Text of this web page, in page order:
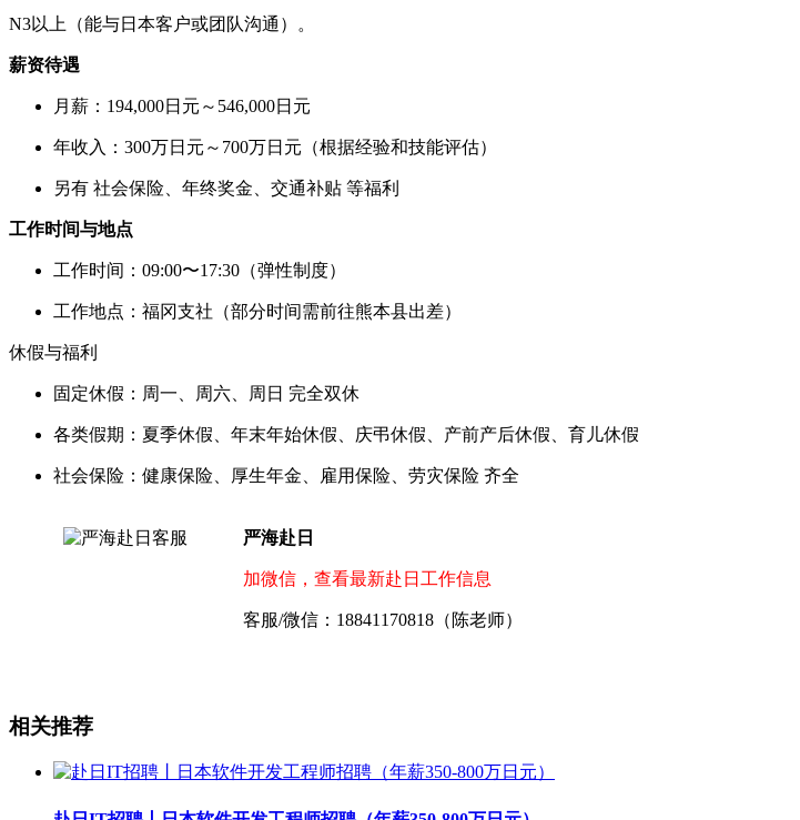
N3以上（能与日本客户或团队沟通）。
薪资待遇
月薪：194,000日元～546,000日元
年收入：300万日元～700万日元（根据经验和技能评估）
另有 社会保险、年终奖金、交通补贴 等福利
工作时间与地点
工作时间：09:00〜17:30（弹性制度）
工作地点：福冈支社（部分时间需前往熊本县出差）
休假与福利
固定休假：周一、周六、周日 完全双休
各类假期：夏季休假、年末年始休假、庆弔休假、产前产后休假、育儿休假
社会保险：健康保险、厚生年金、雇用保险、劳灾保险 齐全
严海赴日
加微信，查看最新赴日工作信息
客服/微信：18841170818（陈老师）
相关推荐